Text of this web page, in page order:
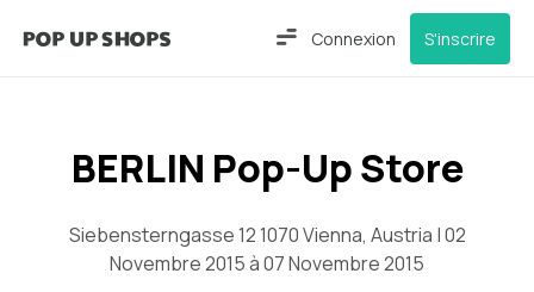
Connexion S'inscrire
BERLIN Pop-Up Store
Siebensterngasse 12 1070 Vienna, Austria | 02
Novembre 2015 à 07 Novembre 2015